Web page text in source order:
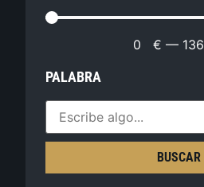
0 € — 136
PALABRA
BUSCAR